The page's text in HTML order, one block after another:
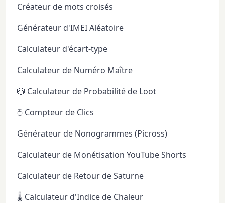
Créateur de mots croisés
Générateur d'IMEI Aléatoire
Calculateur d'écart-type
Calculateur de Numéro Maître
🎲 Calculateur de Probabilité de Loot
🖱️ Compteur de Clics
Générateur de Nonogrammes (Picross)
Calculateur de Monétisation YouTube Shorts
Calculateur de Retour de Saturne
🌡️ Calculateur d'Indice de Chaleur